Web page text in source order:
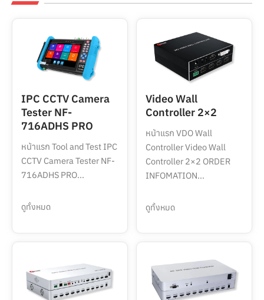
IPC CCTV Camera
Tester NF-
716ADHS PRO
หน้าแรก Tool and Test IPC
CCTV Camera Tester NF-
716ADHS PRO...
ดูทั้งหมด
Video Wall
Controller 2×2
หน้าแรก VDO Wall
Controller Video Wall
Controller 2×2 ORDER
INFOMATION...
ดูทั้งหมด